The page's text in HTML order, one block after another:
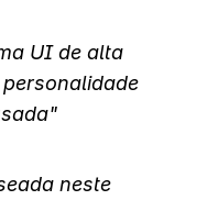
UI de alta
neste